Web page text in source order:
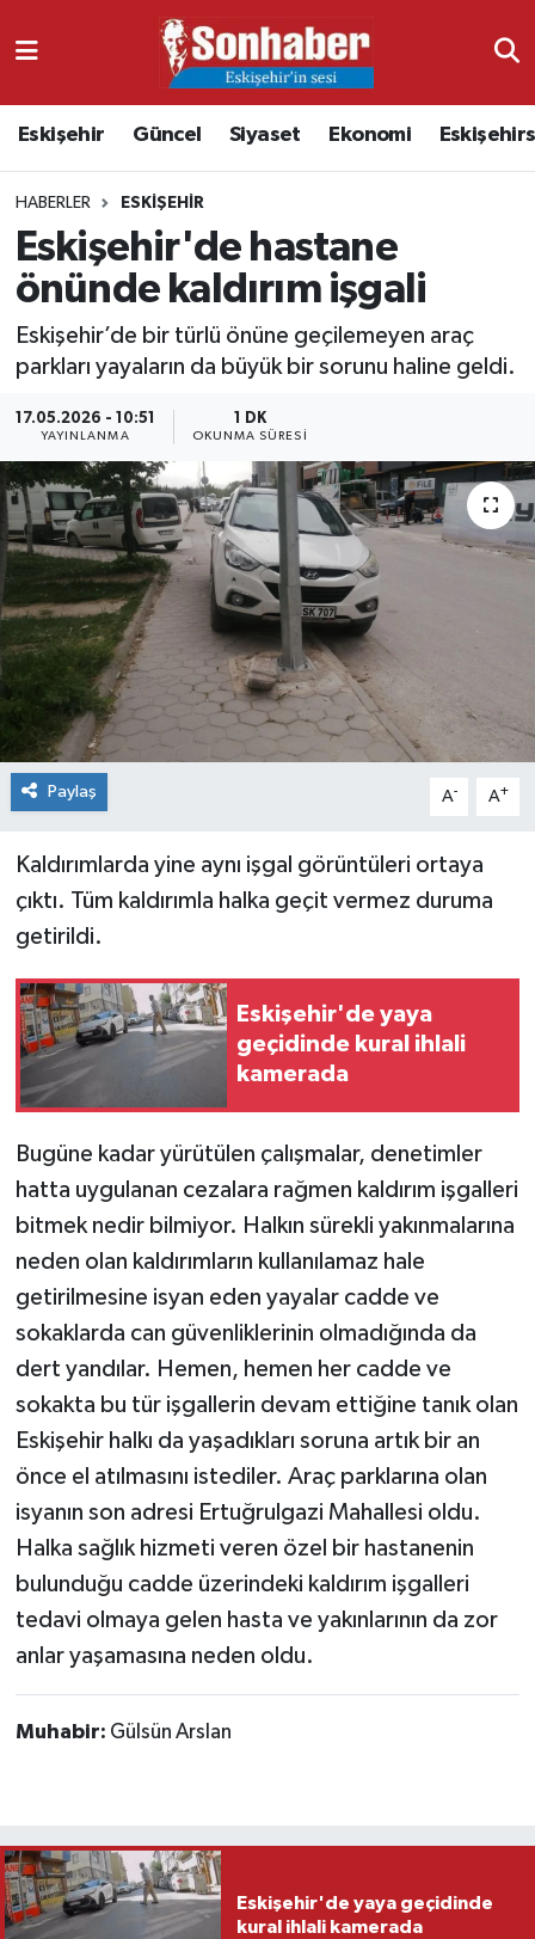
Eskişehir Güncel Siyaset Ekonomi
HABERLER ESKIŞEHIR
Eskişehir'de hastane
önünde kaldırım işgali
Eskişehir’de bir türlü önüne geçilemeyen araç
parkları yayaların da büyük bir sorunu haline geldi.
17.05.2026 - 10:51
YAYINLANMA
1 DK
OKUNMA SÜRESI
Paylaş A- A+
Kaldırımlarda yine aynı işgal görüntüleri ortaya
çıktı. Tüm kaldırımla halka geçit vermez duruma
getirildi.
Eskişehir'de yaya
geçidinde kural ihlali
kamerada
Bugüne kadar yürütülen çalışmalar, denetimler
hatta uygulanan cezalara rağmen kaldırım işgalleri
bitmek nedir bilmiyor. Halkın sürekli yakınmalarına
neden olan kaldırımların kullanılamaz hale
getirilmesine isyan eden yayalar cadde ve
sokaklarda can güvenliklerinin olmadığında da
dert yandılar. Hemen, hemen her cadde ve
sokakta bu tür işgallerin devam ettiğine tanık olan
Eskişehir halkı da yaşadıkları soruna artık bir an
önce el atılmasını istediler. Araç parklarına olan
isyanın son adresi Ertuğrulgazi Mahallesi oldu.
Halka sağlık hizmeti veren özel bir hastanenin
bulunduğu cadde üzerindeki kaldırım işgalleri
tedavi olmaya gelen hasta ve yakınlarının da zor
anlar yaşamasına neden oldu.
Muhabir: Gülsün Arslan
Eskişehir'de yaya geçidinde
kural ihlali kamerada
Ekonomi
Güncel
Kültür & Sanat
Sağlık
Siyaset
Spor
Nöbetçi Eczaneler
Namaz Vakitleri
Trafik Durumu
Süper Lig Puan Durumu ve Fikstür
Haber Arşivi